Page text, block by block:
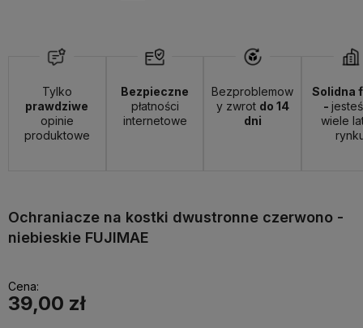
Tylko
prawdziwe
opinie
produktowe
Bezpieczne
płatności
internetowe
Bezproblemow
y zwrot do 14
dni
Solidna
-
wiele
Ochraniacze na kostki dwustronne czerwono -
niebieskie FUJIMAE
Cena:
39,00 zł